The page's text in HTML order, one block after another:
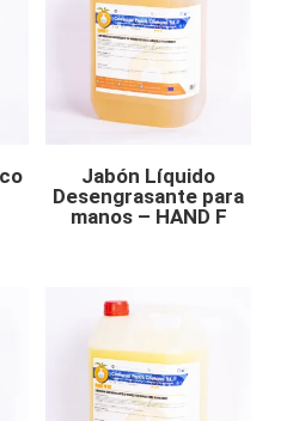
Jabón Líquido
Desengrasante para
manos – HAND F